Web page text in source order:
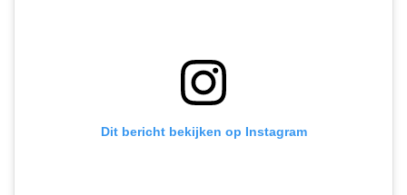
Dit bericht bekijken op Instagram